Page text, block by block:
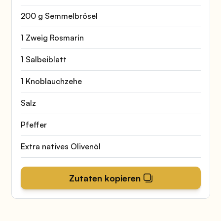
200 g Semmelbrösel
1 Zweig Rosmarin
1 Salbeiblatt
1 Knoblauchzehe
Salz
Pfeffer
Extra natives Olivenöl
Zutaten kopieren